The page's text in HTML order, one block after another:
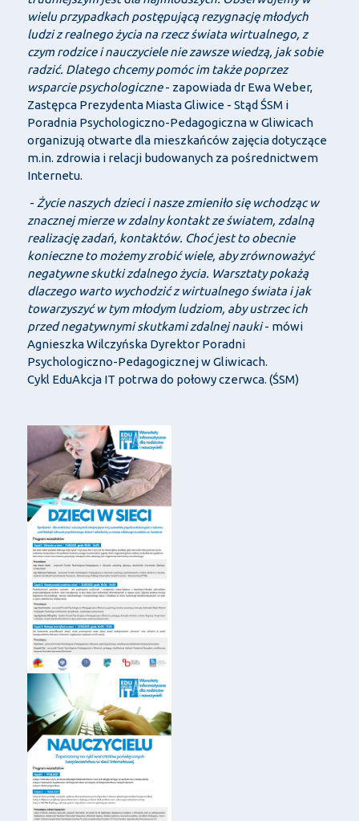
wielu przypadkach postępującą rezygnację młodych
ludzi z realnego życia na rzecz świata wirtualnego, z
czym rodzice i nauczyciele nie zawsze wiedzą, jak sobie
radzić. Dlatego chcemy pomóc im także poprzez
wsparcie psychologiczne- zapowiada dr Ewa Weber,
Zastępca Prezydenta Miasta Gliwice - Stąd ŚSM i
Poradnia Psychologiczno-Pedagogiczna w Gliwicach
organizują otwarte dla mieszkańców zajęcia dotyczące
m.in. zdrowia i relacji budowanych za pośrednictwem
Internetu.
- Życie naszych dzieci i nasze zmieniło się wchodząc w
znacznej mierze w zdalny kontakt ze światem, zdalną
realizację zadań, kontaktów. Choć jest to obecnie
konieczne to możemy zrobić wiele, aby zrównoważyć
negatywne skutki zdalnego życia. Warsztaty pokażą
dlaczego warto wychodzić z wirtualnego świata i jak
towarzyszyć w tym młodym ludziom, aby ustrzec ich
przed negatywnymi skutkami zdalnej nauki- mówi
Agnieszka Wilczyńska Dyrektor Poradni
Psychologiczno-Pedagogicznej w Gliwicach.
Cykl EduAkcja IT potrwa do połowy czerwca. (ŚSM)